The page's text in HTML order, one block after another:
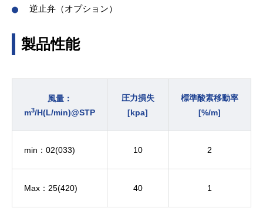
逆止弁（オプション）
製品性能
風量：
m3/H(L/min)@STP
圧力損失
[kpa]
標準酸素移動率
[%/m]
min：02(033) 10 2
Max：25(420) 40 1